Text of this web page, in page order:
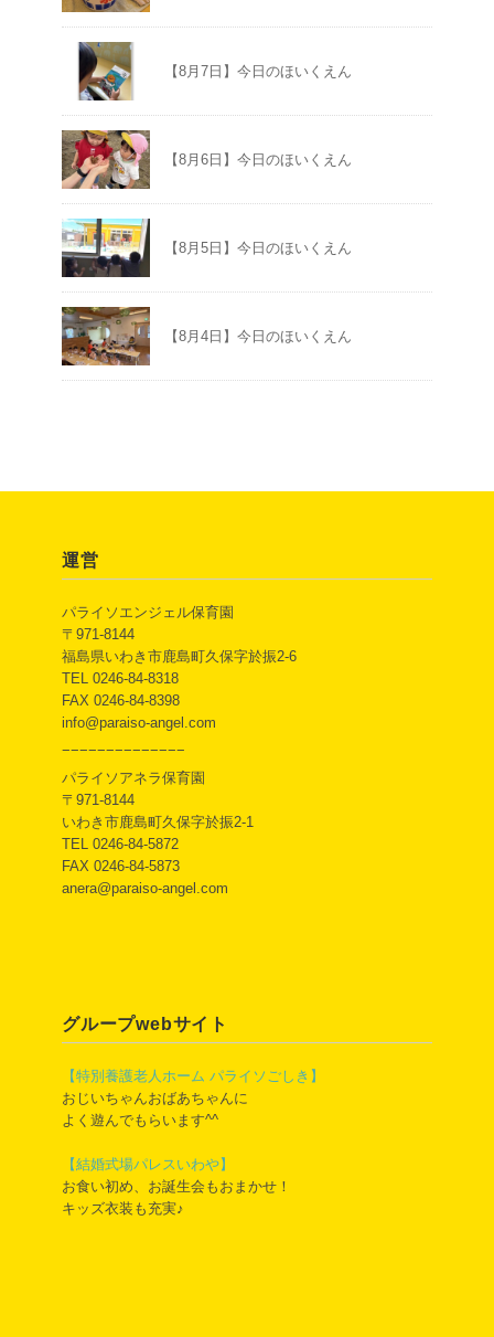
【8月7日】今日のほいくえん
【8月6日】今日のほいくえん
【8月5日】今日のほいくえん
【8月4日】今日のほいくえん
運営
パライソエンジェル保育園
〒971-8144
福島県いわき市鹿島町久保字於振2-6
TEL 0246-84-8318
FAX 0246-84-8398
info@paraiso-angel.com
−−−−−−−−−−−−−−
パライソアネラ保育園
〒971-8144
いわき市鹿島町久保字於振2-1
TEL 0246-84-5872
FAX 0246-84-5873
anera@paraiso-angel.com
グループwebサイト
【特別養護老人ホーム パライソごしき】
おじいちゃんおばあちゃんに
よく遊んでもらいます^^
【結婚式場パレスいわや】
お食い初め、お誕生会もおまかせ！
キッズ衣装も充実♪